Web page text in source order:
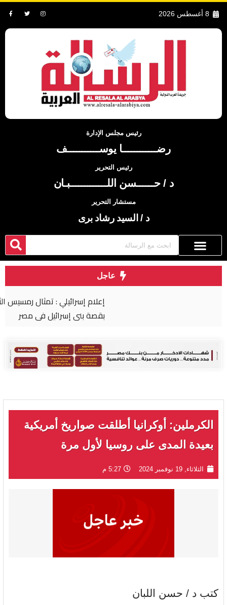
8 أغسطس 2026
رئيس مجلس الإدارة
رضــــــــــــا يوســـــــــــف
رئيس التحرير
د / حــــــسن اللـــــــــــــبـان
مستشار التحرير
د / السيد رشاد برى
عاجل
إعلام إسرائيلي : تمثال رمسيس الثاني تربطه علاقة
الكرملين: أوكرانيا أطلقت صواريخ أمريكية
بعيدة المدى على روسيا لأول مرة
الثلاثاء, 19 نوفمبر 2024 5:27 م
كتب د / حسن اللبان